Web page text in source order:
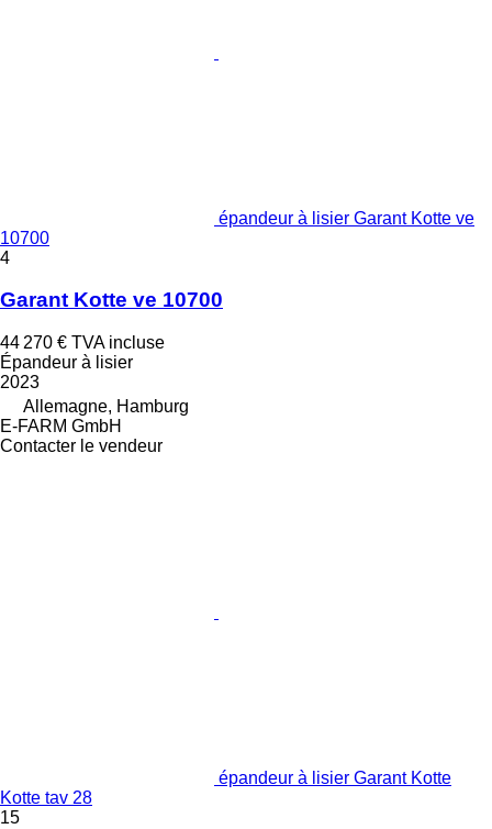
épandeur à lisier Garant Kotte ve
10700
4
Garant Kotte ve 10700
44 270 € TVA incluse
Épandeur à lisier
2023
Allemagne, Hamburg
E-FARM GmbH
Contacter le vendeur
épandeur à lisier Garant Kotte
Kotte tav 28
15